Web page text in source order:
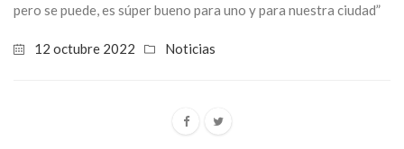
pero se puede, es súper bueno para uno y para nuestra ciudad”
12 octubre 2022 Noticias